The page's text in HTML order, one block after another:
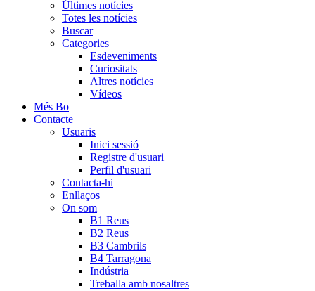
Últimes notícies
Totes les notícies
Buscar
Categories
Esdeveniments
Curiositats
Altres notícies
Vídeos
Més Bo
Contacte
Usuaris
Inici sessió
Registre d'usuari
Perfil d'usuari
Contacta-hi
Enllaços
On som
B1 Reus
B2 Reus
B3 Cambrils
B4 Tarragona
Indústria
Treballa amb nosaltres